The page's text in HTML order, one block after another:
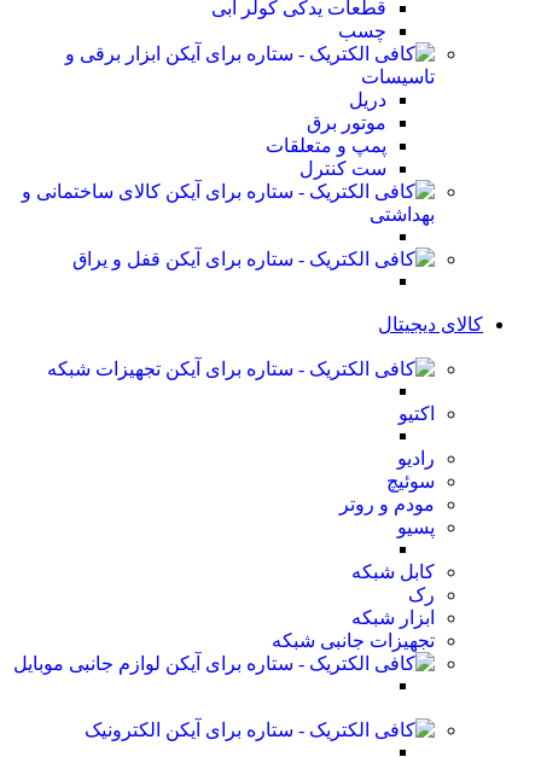
قطعات یدکی کولر آبی
چسب
ابزار برقی و
تاسیسات
دریل
موتور برق
پمپ و متعلقات
ست کنترل
کالای ساختمانی و
بهداشتی
قفل و یراق
کالای دیجیتال
تجهیزات شبکه
اکتیو
رادیو
سوئیچ
مودم و روتر
پسیو
کابل شبکه
رک
ابزار شبکه
تجهیزات جانبی شبکه
لوازم جانبی موبایل
الکترونیک